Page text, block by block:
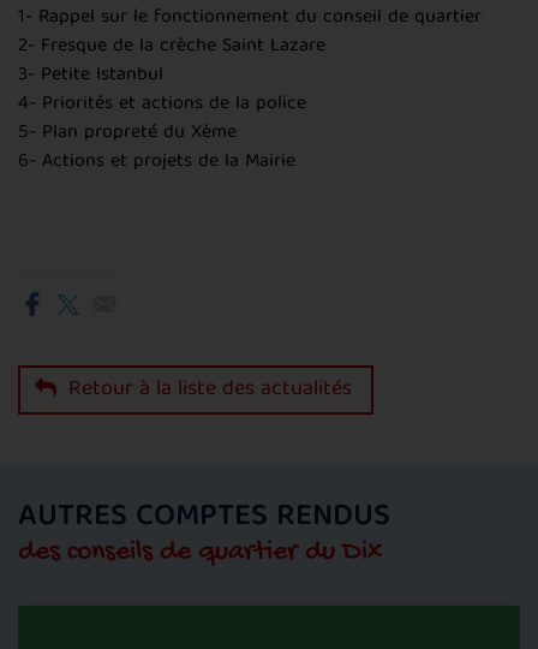
1- Rappel sur le fonctionnement du conseil de quartier
2- Fresque de la crèche Saint Lazare
3- Petite Istanbul
4- Priorités et actions de la police
5- Plan propreté du Xème
6- Actions et projets de la Mairie
Retour à la liste des actualités
AUTRES COMPTES RENDUS
des conseils de quartier du Dix